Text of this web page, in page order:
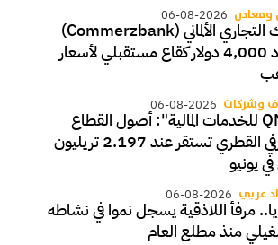
ومعادن 06-08-2026
البنك التجاري الألماني (Commerzbank)
يُحدد 4,000 دولار كقاع مستقبلي لأسعار
وشركات 06-08-2026
"QNB للخدمات المالية": أصول القطاع
المصرفي القطري تستقر عند 2.197 تريليون
يونيو
عربي 06-08-2026
مرفأ اللاذقية يسجل نموا في نشاطه
منذ مطلع العام